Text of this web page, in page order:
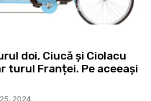
doi, Ciucă și Ciolacu
turul Franței. Pe aceeași
2024